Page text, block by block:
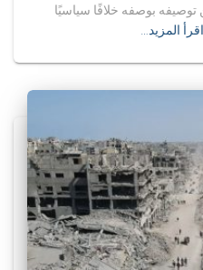
توصيفه بوصفه خلافًا سياسيًا
اقرأ المزيد…